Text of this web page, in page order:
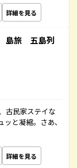
詳細を見る
島旅 五島列
古民家ステイな
と凝縮。さあ、
詳細を見る